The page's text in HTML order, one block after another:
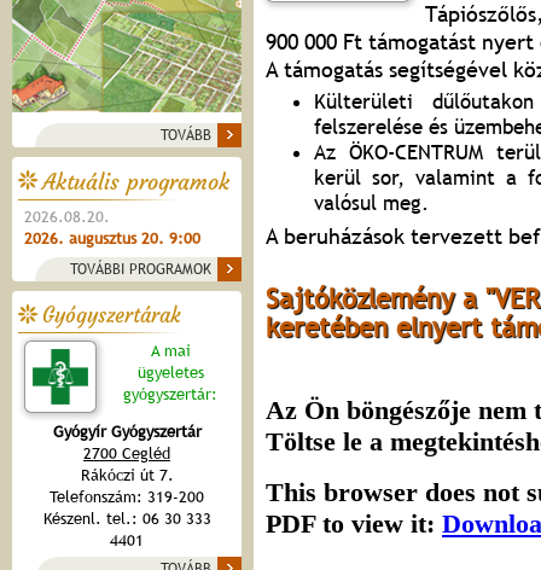
TOVÁBB
Aktuális programok
2026.08.20.
2026. augusztus 20. 9:00
TOVÁBBI PROGRAMOK
Gyógyszertárak
A mai
ügyeletes
gyógyszertár:
Gyógyír Gyógyszertár
2700 Cegléd
Rákóczi út 7.
Telefonszám: 319-200
Készenl. tel.: 06 30 333
4401
900 000 Ft támogatást
A támogatás segítségével
Külterületi
felszerelése és
Az ÖKO-CENTRUM
kerül sor, valamint a
valósul meg.
A beruházások tervezett
Sajtóközlemény a
keretében elnyert